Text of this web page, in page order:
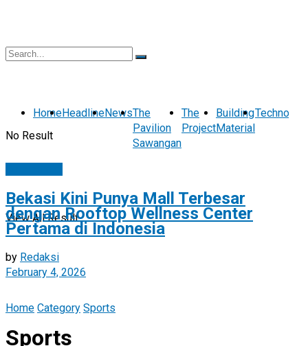
No Result
View All Result
HomeHeadlineNewsThe
Pavilion
Sawangan
The
Project
Building
Material
Bekasi Kini Punya Mall Terbesar
dengan Rooftop Wellness Center
Pertama di Indonesia
by Redaksi
February 4, 2026
Home Category Sports
Sports